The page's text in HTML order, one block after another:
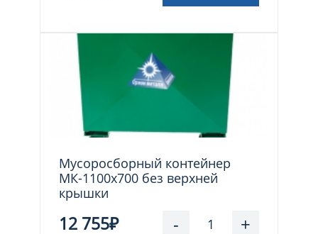
Мусоросборный контейнер
МК-1100х700 без верхней
крышки
12 755₽ - +